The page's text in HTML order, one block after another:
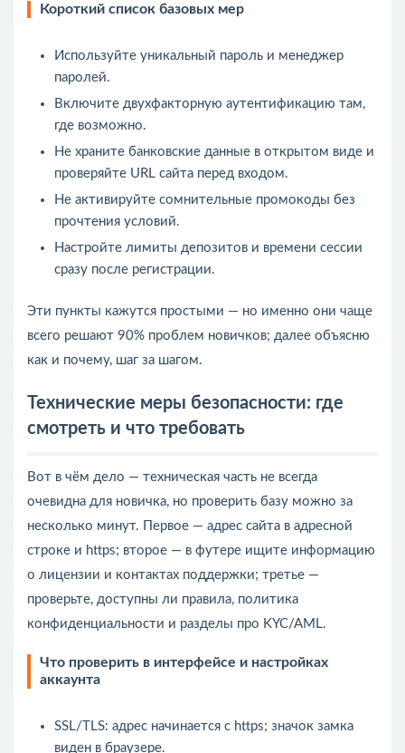
Короткий список базовых мер
Используйте уникальный пароль и менеджер
паролей.
Включите двухфакторную аутентификацию там,
где возможно.
Не храните банковские данные в открытом виде и
проверяйте URL сайта перед входом.
Не активируйте сомнительные промокоды без
прочтения условий.
Настройте лимиты депозитов и времени сессии
сразу после регистрации.
Эти пункты кажутся простыми — но именно они чаще
всего решают 90% проблем новичков; далее объясню
как и почему, шаг за шагом.
Технические меры безопасности: где
смотреть и что требовать
Вот в чём дело — техническая часть не всегда
очевидна для новичка, но проверить базу можно за
несколько минут. Первое — адрес сайта в адресной
строке и https; второе — в футере ищите информацию
о лицензии и контактах поддержки; третье —
проверьте, доступны ли правила, политика
конфиденциальности и разделы про KYC/AML.
Что проверить в интерфейсе и настройках
аккаунта
SSL/TLS: адрес начинается с https; значок замка
виден в браузере.